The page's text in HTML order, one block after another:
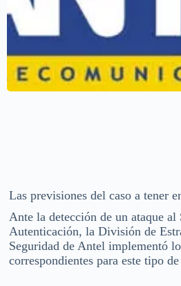
Las previsiones del caso a tener
Ante la detección de un ataque al
Autenticación, la División de
Seguridad de Antel implementó
correspondientes para este tipo